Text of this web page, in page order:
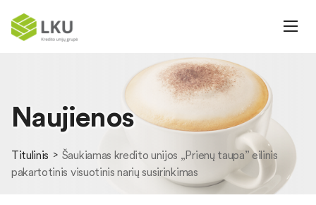
Naujienos
Titulinis
Šaukiamas kredito unijos „Prienų taupa” eilinis
pakartotinis visuotinis narių susirinkimas